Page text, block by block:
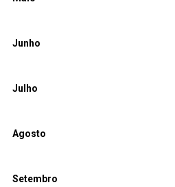
Junho
Julho
Agosto
Setembro